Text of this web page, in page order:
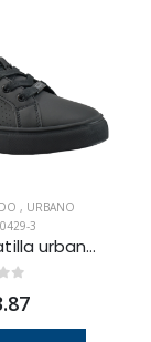
, URBANO
3
penguin - zapatilla urbana terrest para hombre